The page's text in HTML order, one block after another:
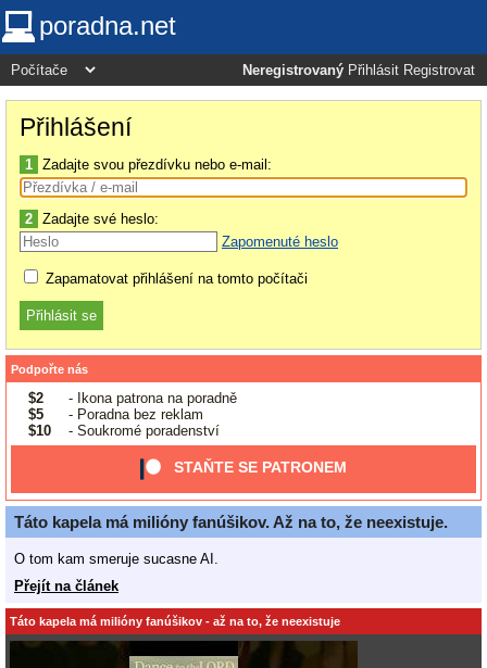
poradna.net
Neregistrovaný Přihlásit Registrovat
Přihlášení
1 Zadajte svou přezdívku nebo e-mail:
2 Zadajte své heslo:
Zapomenuté heslo
Zapamatovat přihlášení na tomto počítači
Podpořte nás
$2
- Ikona patrona na poradně
$5
- Poradna bez reklam
$10
- Soukromé poradenství
STAŇTE SE PATRONEM
Táto kapela má milióny fanúšikov. Až na to, že neexistuje.
O tom kam smeruje sucasne AI.
Přejít na článek
Táto kapela má milióny fanúšikov - až na to, že neexistuje